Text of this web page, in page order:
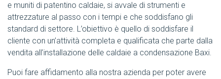
e muniti di patentino caldaie, si avvale di strumenti e
attrezzature al passo con i tempi e che soddisfano gli
standard di settore. L’obiettivo è quello di soddisfare il
cliente con un’attività completa e qualificata che parte dalla
vendita all’installazione delle caldaie a condensazione Baxi.
Puoi fare affidamento alla nostra azienda per poter avere